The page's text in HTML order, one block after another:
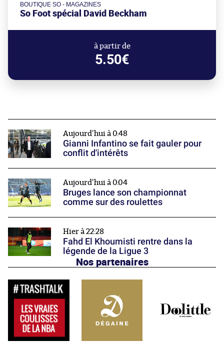
BOUTIQUE SO - MAGAZINES
So Foot spécial David Beckham
à partir de
5.50€
Aujourd'hui à 0:48
Gianni Infantino se fait gauler pour
conflit d'intérêts
Aujourd'hui à 0:04
Bruges lance son championnat
comme sur des roulettes
Hier à 22:28
Fahd El Khoumisti rentre dans la
légende de la Ligue 3
Nos partenaires